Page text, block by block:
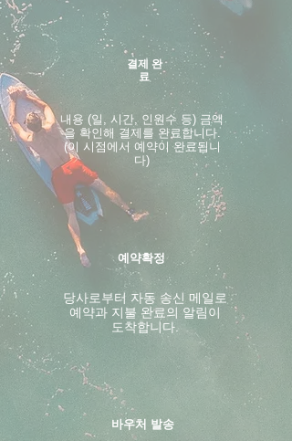
결제 완
료
내용 (일, 시간, 인원수 등) 금액
을 확인해 결제를 완료합니다.
(이 시점에서 예약이 완료됩니
다)
예약확정
​당사로부터 자동 송신 메일로
예약과 지불 완료의 알림이
도착합니다.
바우처 발송